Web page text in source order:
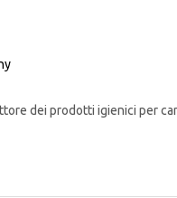
dei prodotti igienici per